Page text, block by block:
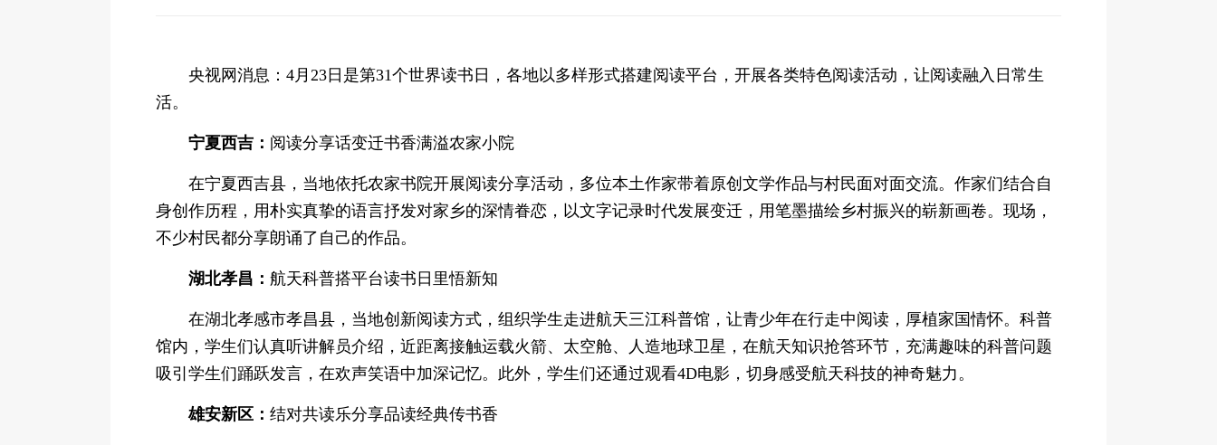
央视网消息：4月23日是第31个世界读书日，各地以多样形式搭建阅读平台，开展各类特色阅读活动，让阅读融入日常生
活。
宁夏西吉： 阅读分享话变迁书香满溢农家小院
在宁夏西吉县，当地依托农家书院开展阅读分享活动，多位本土作家带着原创文学作品与村民面对面交流。作家们结合自
身创作历程，用朴实真挚的语言抒发对家乡的深情眷恋，以文字记录时代发展变迁，用笔墨描绘乡村振兴的崭新画卷。现场，
不少村民都分享朗诵了自己的作品。
湖北孝昌： 航天科普搭平台读书日里悟新知
在湖北孝感市孝昌县，当地创新阅读方式，组织学生走进航天三江科普馆，让青少年在行走中阅读，厚植家国情怀。科普
馆内，学生们认真听讲解员介绍，近距离接触运载火箭、太空舱、人造地球卫星，在航天知识抢答环节，充满趣味的科普问题
吸引学生们踊跃发言，在欢声笑语中加深记忆。此外，学生们还通过观看4D电影，切身感受航天科技的神奇魅力。
雄安新区： 结对共读乐分享品读经典传书香